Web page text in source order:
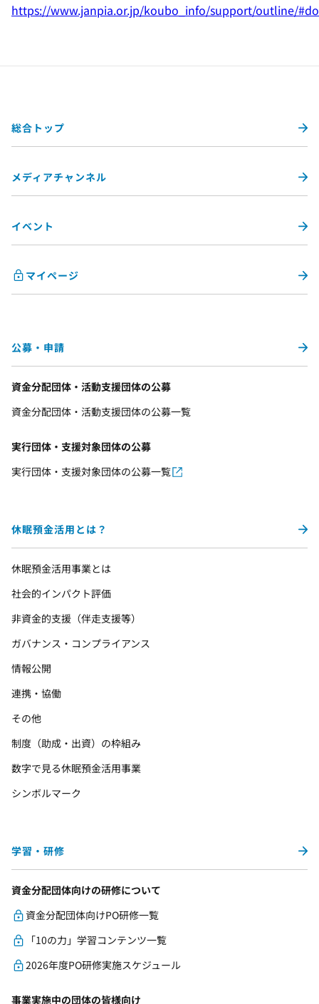
https://www.janpia.or.jp/koubo_info/support/outline/
総合トップ
メディアチャンネル
イベント
マイページ
公募・申請
資金分配団体・活動支援団体の公募
資金分配団体・活動支援団体の公募一覧
実行団体・支援対象団体の公募
実行団体・支援対象団体の公募一覧
休眠預金活用とは？
休眠預金活用事業とは
社会的インパクト評価
非資金的支援（伴走支援等）
ガバナンス・コンプライアンス
情報公開
連携・協働
その他
制度（助成・出資）の枠組み
数字で見る休眠預金活用事業
シンボルマーク
学習・研修
資金分配団体向けの研修について
資金分配団体向けPO研修一覧
「10の力」学習コンテンツ一覧
2026年度PO研修実施スケジュール
事業実施中の団体の皆様向け